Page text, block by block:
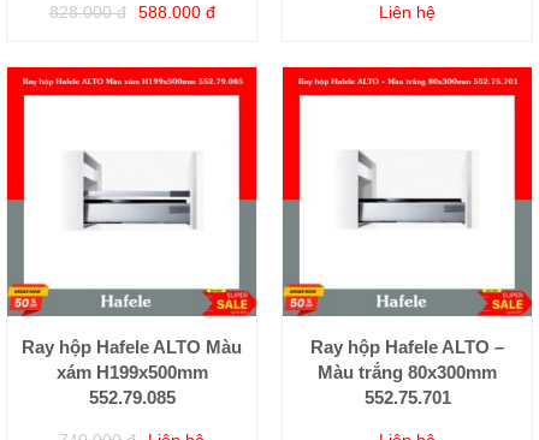
828.000 đ 588.000 đ Liên hệ
Ray hộp Hafele ALTO Màu
xám H199x500mm
552.79.085
Ray hộp Hafele ALTO –
Màu trắng 80x300mm
552.75.701